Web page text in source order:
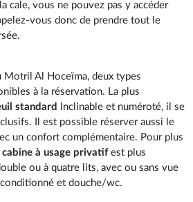
cale, vous ne pouvez pas y accéder
vous donc de prendre tout le
Motril Al Hoceïma, deux types
à la réservation. La plus
standard Inclinable et numéroté, il se
Il est possible réserver aussi le
un confort complémentaire. Pour plus
cabine à usage privatifest plus
ou à quatre lits, avec ou sans vue
conditionné et douche/wc.